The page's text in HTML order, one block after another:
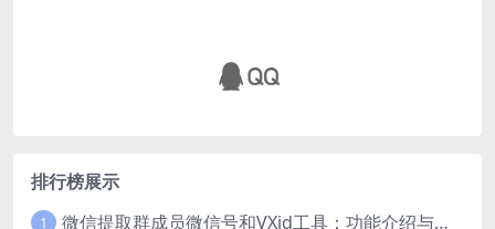
排行榜展示
1 微信提取群成员微信号和VXid工具：功能介绍与使用指南